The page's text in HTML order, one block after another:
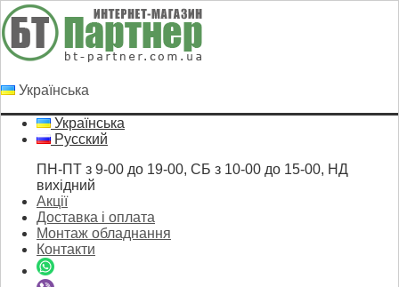
Українська
Українська
Русский
ПН-ПТ з 9-00 до 19-00, СБ з 10-00 до 15-00, НД
вихідний
Акції
Доставка і оплата
Монтаж обладнання
Контакти